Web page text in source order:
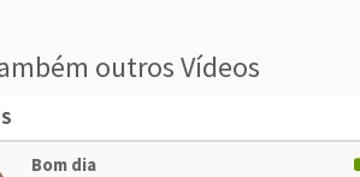
outros Vídeos
Bom dia